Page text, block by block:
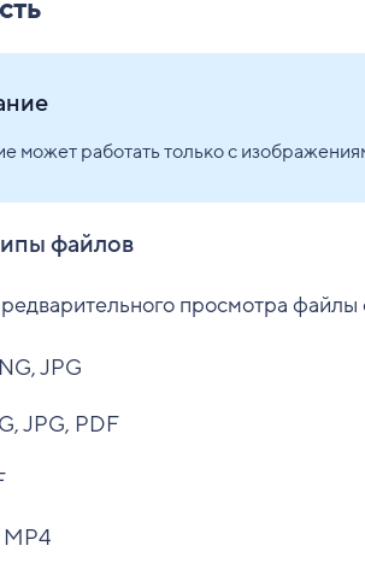
может работать только с
файлов
просмотра
JPG
JPG, PDF
MP4